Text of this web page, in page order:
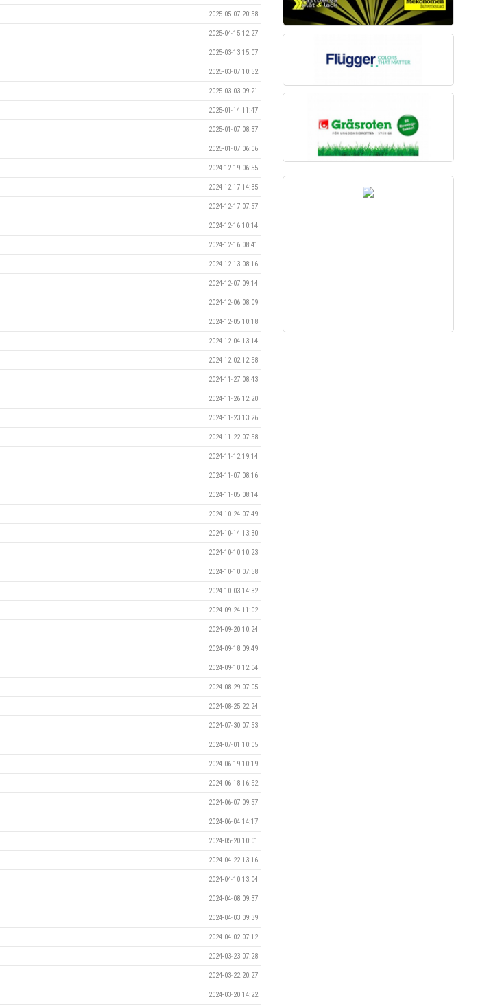
2025-05-07 20:58
2025-04-15 12:27
2025-03-13 15:07
2025-03-07 10:52
2025-03-03 09:21
2025-01-14 11:47
2025-01-07 08:37
2025-01-07 06:06
2024-12-19 06:55
2024-12-17 14:35
2024-12-17 07:57
2024-12-16 10:14
2024-12-16 08:41
2024-12-13 08:16
2024-12-07 09:14
2024-12-06 08:09
2024-12-05 10:18
2024-12-04 13:14
2024-12-02 12:58
2024-11-27 08:43
2024-11-26 12:20
2024-11-23 13:26
2024-11-22 07:58
2024-11-12 19:14
2024-11-07 08:16
2024-11-05 08:14
2024-10-24 07:49
2024-10-14 13:30
2024-10-10 10:23
2024-10-10 07:58
2024-10-03 14:32
2024-09-24 11:02
2024-09-20 10:24
2024-09-18 09:49
2024-09-10 12:04
2024-08-29 07:05
2024-08-25 22:24
2024-07-30 07:53
2024-07-01 10:05
2024-06-19 10:19
2024-06-18 16:52
2024-06-07 09:57
2024-06-04 14:17
2024-05-20 10:01
2024-04-22 13:16
2024-04-10 13:04
2024-04-08 09:37
2024-04-03 09:39
2024-04-02 07:12
2024-03-23 07:28
2024-03-22 20:27
2024-03-20 14:22